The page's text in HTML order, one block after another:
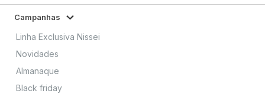
Campanhas
Linha Exclusiva Nissei
Novidades
Almanaque
Black friday